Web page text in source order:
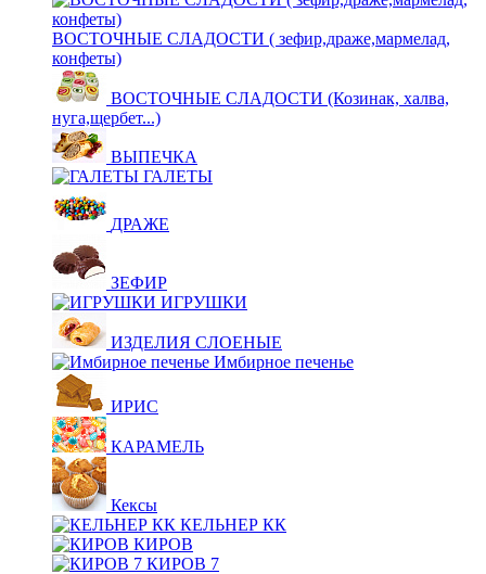
ВОСТОЧНЫЕ СЛАДОСТИ ( зефир,драже,мармелад,
конфеты)
ВОСТОЧНЫЕ СЛАДОСТИ (Козинак, халва,
нуга,щербет...)
ВЫПЕЧКА
ГАЛЕТЫ
ДРАЖЕ
ЗЕФИР
ИГРУШКИ
ИЗДЕЛИЯ СЛОЕНЫЕ
Имбирное печенье
ИРИС
КАРАМЕЛЬ
Кексы
КЕЛЬНЕР КК
КИРОВ
КИРОВ 7